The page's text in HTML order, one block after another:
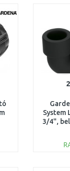
System
3/4",